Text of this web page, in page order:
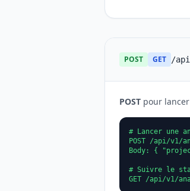
POST GET /
POST pour
# Lancer une
POST /api/v1/
Body: {
# Suivre le
GET /api/v1/